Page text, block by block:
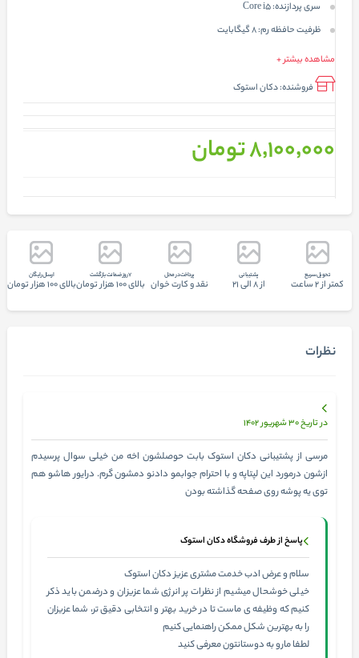
سری پردازنده:Core i5
ظرفیت حافظه رم:8 گیگابایت
مشاهده بیشتر +
فروشنده:دکان استوک
8٬100٬000 تومان
تحويل سريع
کمتر از 2 ساعت
پشتيبانی
از 8 الی 21
پرداخت در محل
نقد و کارت خوان
7 روز ضمانت بازگشت
بالای 100 هزار تومان
ارسال رایگان
بالای 100 هزار تومان
نظرات
در تاریخ 30 شهریور 1402
مرسی از پشتیبانی دکان استوک بابت حوصلشون اخه من خیلی سوال پرسیدم
ازشون درمورد این لپتاپه و با احترام جوابمو دادنو دمشون گرم. درایور هاشو هم
توی یه پوشه روی صفحه گذاشته بودن
پاسخ از طرف فروشگاه دکان استوک
سلام و عرض ادب خدمت مشتری عزیز دکان استوک
خیلی خوشحال میشیم از نظرات پر انرژی شما عزیزان و درضمن باید ذکر
کنیم که وظیفه ی ماست تا در خرید بهتر و انتخابی دقیق تر، شما عزیزان
را به بهترین شکل ممکن راهنمایی کنیم
لطفا مارو به دوستانتون معرفی کنید